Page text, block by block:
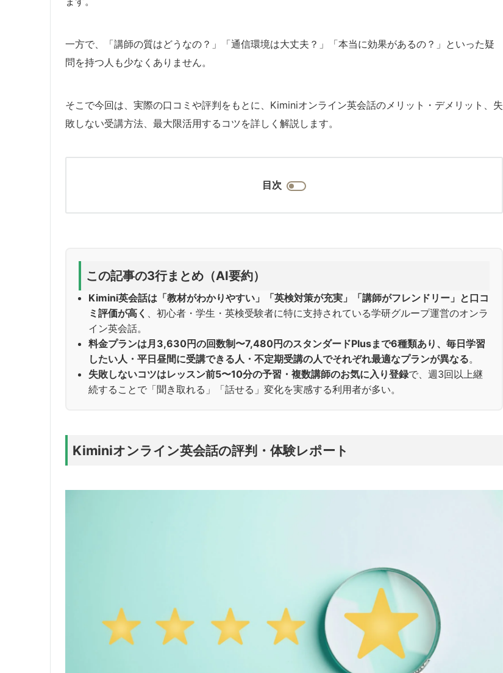
一方で、「講師の質はどうなの？」「通信環境は大丈夫？」「本当に効果があるの？」といった疑
問を持つ人も少なくありません。
そこで今回は、実際の口コミや評判をもとに、Kiminiオンライン英会話のメリット・デメリット、失
敗しない受講方法、最大限活用するコツを詳しく解説します。
目次
この記事の3行まとめ（AI要約）
Kimini英会話は「教材がわかりやすい」「英検対策が充実」「講師がフレンドリー」と口コ
ミ評価が高く
、初心者・学生・英検受験者に特に支持されている学研グループ運営のオンラ
イン英会話。
料金プランは月3,630円の回数制〜7,480円のスタンダードPlusまで6種類あり、毎日学習
したい人・平日昼間に受講できる人・不定期受講の人でそれぞれ最適なプランが異なる。
失敗しないコツはレッスン前5〜10分の予習・複数講師のお気に入り登録で、週3回以上継
続することで「聞き取れる」「話せる」変化を実感する利用者が多い。
Kiminiオンライン英会話の評判・体験レポート